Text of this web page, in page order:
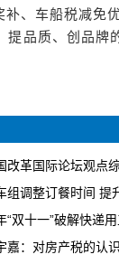
、车船税减免
品质、创品牌
改革国际论坛观点综述---
组调整订餐时间 提
“双十一”破解快递
嘉：对房产税的认